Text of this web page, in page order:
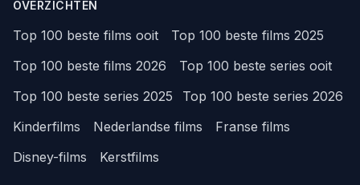
OVERZICHTEN
Top 100 beste films ooit
Top 100 beste films 2025
Top 100 beste films 2026
Top 100 beste series ooit
Top 100 beste series 2025
Top 100 beste series 2026
Kinderfilms
Nederlandse films
Franse films
Disney-films
Kerstfilms